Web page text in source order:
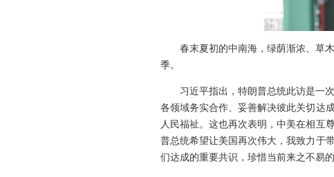
春末夏初的中南海，绿荫渐浓、草
季。
习近平指出，特朗普总统此访是一
各领域务实合作、妥善解决彼此关切达
人民福祉。这也再次表明，中美在相互
普总统希望让美国再次伟大，我致力于
们达成的重要共识，珍惜当前来之不易